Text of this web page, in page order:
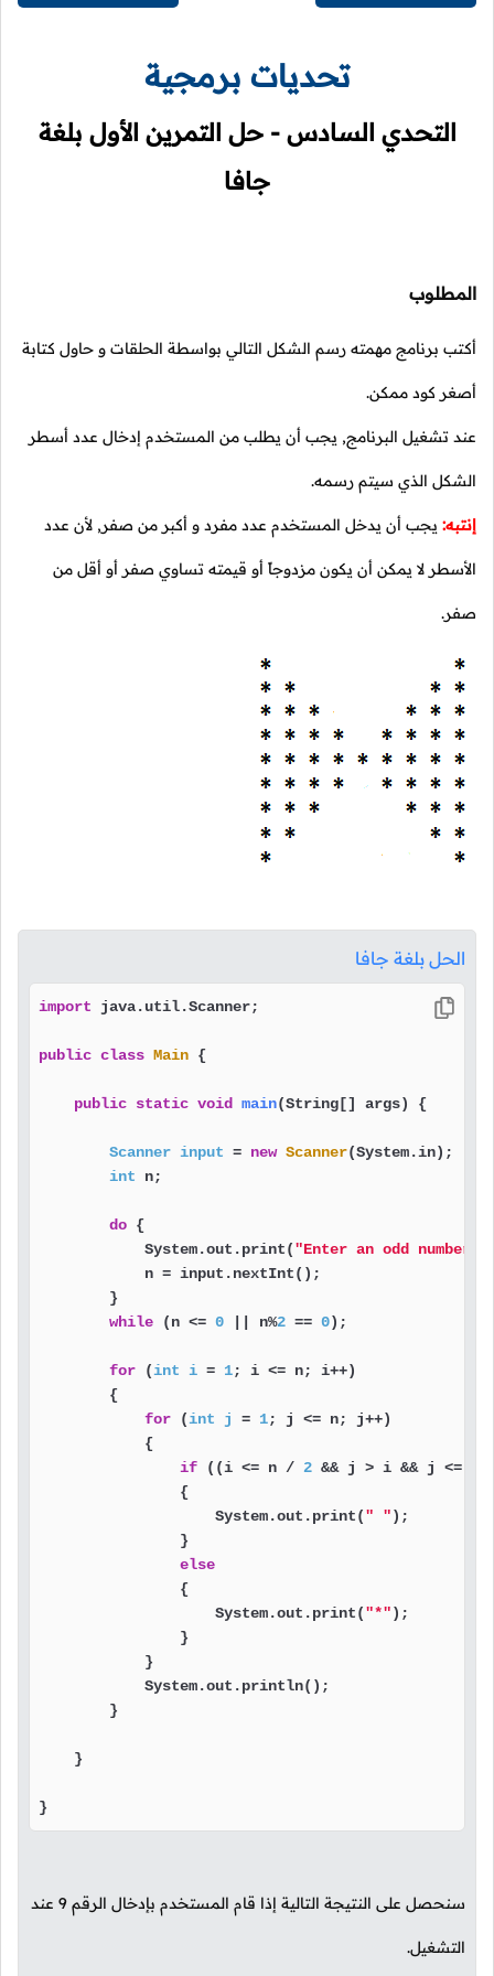
تحديات برمجية
التحدي السادس - حل التمرين الأول بلغة
جافا
المطلوب
أكتب برنامج مهمته رسم الشكل التالي بواسطة الحلقات و حاول كتابة
أصغر كود ممكن.
عند تشغيل البرنامج, يجب أن يطلب من المستخدم إدخال عدد أسطر
الشكل الذي سيتم رسمه.
إنتبه: يجب أن يدخل المستخدم عدد مفرد و أكبر من صفر, لأن عدد
الأسطر لا يمكن أن يكون مزدوجاً أو قيمته تساوي صفر أو أقل من
صفر.
الحل بلغة جافا
import java.util.Scanner;
public class Main {
public static void main(String[] args) {
Scanner input = new Scanner(System.in);
int n;
do {
            System.out.print(
"Enter an odd number
            n = input.nextInt();
        }
while (n <= 0 || n%2 == 0);
for (int i = 1; i <= n; i++)
        {
for (int j = 1; j <= n; j++)
            {
if ((i <= n / 2 && j > i && j <=
                {
                    System.out.print(
" ");
                }
else
                {
                    System.out.print(
"*");
                }
            }
            System.out.println();
        }
    }
}
سنحصل على النتيجة التالية إذا قام المستخدم بإدخال الرقم 9 عند
التشغيل.